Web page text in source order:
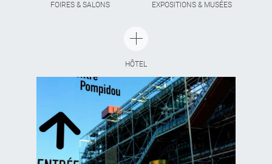
FOIRES & SALONS EXPOSITIONS & MUSÉES
HÔTEL